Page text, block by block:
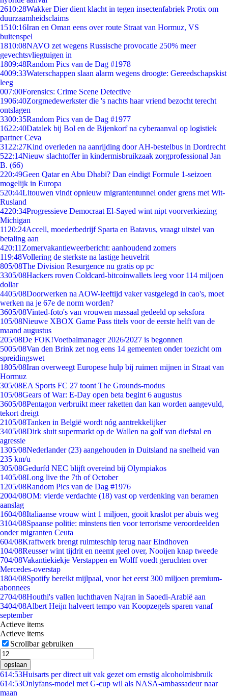
2610:28Wakker Dier dient klacht in tegen insectenfabriek Protix om
duurzaamheidsclaims
1510:16Iran en Oman eens over route Straat van Hormuz, VS
buitenspel
1810:08NAVO zet wegens Russische provocatie 250% meer
gevechtsvliegtuigen in
1809:48Random Pics van de Dag #1978
4009:33Waterschappen slaan alarm wegens droogte: Gereedschapskist
leeg
007:00Forensics: Crime Scene Detective
1906:40Zorgmedewerkster die 's nachts haar vriend bezocht terecht
ontslagen
3300:35Random Pics van de Dag #1977
1622:40Datalek bij Bol en de Bijenkorf na cyberaanval op logistiek
partner Ceva
31 22:27Kind overleden na aanrijding door AH-bestelbus in Dordrecht
522:14Nieuw slachtoffer in kindermisbruikzaak zorgprofessional Jan
B. (66)
220:49Geen Qatar en Abu Dhabi? Dan eindigt Formule 1-seizoen
mogelijk in Europa
520:44Litouwen vindt opnieuw migrantentunnel onder grens met Wit-
Rusland
4220:34Progressieve Democraat El-Sayed wint nipt voorverkiezing
Michigan
11 20:24Accell, moederbedrijf Sparta en Batavus, vraagt uitstel van
betaling aan
420:11 Zomervakantieweerbericht: aanhoudend zomers
119:48Vollering de sterkste na lastige heuvelrit
805/08The Division Resurgence nu gratis op pc
3305/08Hackers roven Coldcard-bitcoinwallets leeg voor 114 miljoen
dollar
4405/08Doorwerken na AOW-leeftijd vaker vastgelegd in cao's, moet
werken na je 67e de norm worden?
3605/08Vinted-foto's van vrouwen massaal gedeeld op seksfora
105/08Nieuwe XBOX Game Pass titels voor de eerste helft van de
maand augustus
205/08De FOK!Voetbalmanager 2026/2027 is begonnen
5005/08Van den Brink zet nog eens 14 gemeenten onder toezicht om
spreidingswet
1805/08Iran overweegt Europese hulp bij ruimen mijnen in Straat van
Hormuz
305/08EA Sports FC 27 toont The Grounds-modus
105/08Gears of War: E-Day open beta begint 6 augustus
3605/08Pentagon verbruikt meer raketten dan kan worden aangevuld,
tekort dreigt
2105/08Tanken in België wordt nóg aantrekkelijker
3405/08Dirk sluit supermarkt op de Wallen na golf van diefstal en
agressie
1305/08Nederlander (23) aangehouden in Duitsland na snelheid van
235 km/u
305/08Gedurfd NEC blijft overeind bij Olympiakos
1405/08Long live the 7th of October
1205/08Random Pics van de Dag #1976
2004/08OM: vierde verdachte (18) vast op verdenking van beramen
aanslag
1604/08Italiaanse vrouw wint 1 miljoen, gooit kraslot per abuis weg
3104/08Spaanse politie: minstens tien voor terrorisme veroordeelden
onder migranten Ceuta
604/08Kraftwerk brengt ruimteschip terug naar Eindhoven
104/08Reusser wint tijdrit en neemt geel over, Nooijen knap tweede
704/08Vakantiekiekje Verstappen en Wolff voedt geruchten over
Mercedes-overstap
1804/08Spotify bereikt mijlpaal, voor het eerst 300 miljoen premium-
abonnees
2704/08Houthi's vallen luchthaven Najran in Saoedi-Arabië aan
3404/08Albert Heijn halveert tempo van Koopzegels sparen vanaf
september
Actieve items
Actieve items
Scrollbar gebruiken
opslaan
614:53Huisarts per direct uit vak gezet om ernstig alcoholmisbruik
614:53Onlyfans-model met G-cup wil als NASA-ambassadeur naar
maan